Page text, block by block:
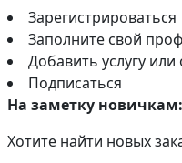
Зарегистрироваться
Заполните свой
Добавить услугу
Подписаться
На заметку новичкам:
Хотите найти новых